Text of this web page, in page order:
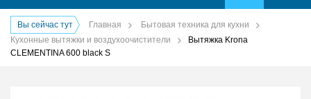
Вы сейчас тут Главная
Бытовая техника для кухни
Кухонные вытяжки и воздухоочистители
Вытяжка Krona
CLEMENTINA 600 black S